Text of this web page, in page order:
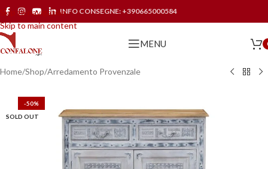
Skip to navigation
Skip to main content
INFO CONSEGNE: +390665000584
MENU
Home/Shop/Arredamento Provenzale
-50%
SOLD OUT